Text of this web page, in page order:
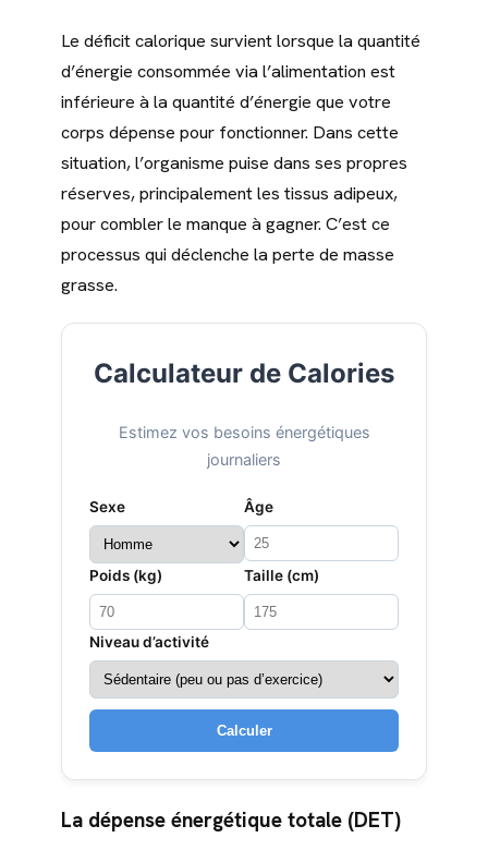
Le déficit calorique survient lorsque la quantité
d’énergie consommée via l’alimentation est
inférieure à la quantité d’énergie que votre
corps dépense pour fonctionner. Dans cette
situation, l’organisme puise dans ses propres
réserves, principalement les tissus adipeux,
pour combler le manque à gagner. C’est ce
processus qui déclenche la perte de masse
grasse.
Calculateur de Calories
Estimez vos besoins énergétiques
journaliers
Sexe Âge
Poids (kg) Taille (cm)
Niveau d’activité
Calculer
La dépense énergétique totale (DET)